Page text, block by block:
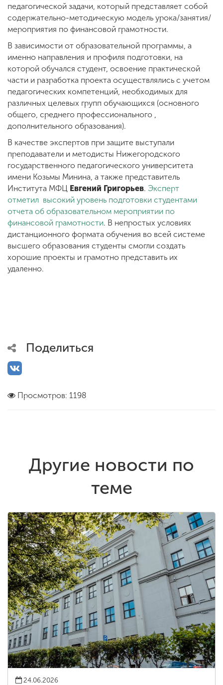
педагогической задачи, который представляет собой
содержательно-методическую модель урока/занятия/
мероприятия по финансовой грамотности.
В зависимости от образовательной программы, а
именно направления и профиля подготовки, на
которой обучался студент, освоение практической
части и разработка проекта осуществлялись с учетом
педагогических компетенций, необходимых для
различных целевых групп обучающихся (основного
общего, среднего профессионального ,
дополнительного образования).
В качестве экспертов при защите выступали
преподаватели и методисты Нижегородского
государственного педагогического университета
имени Козьмы Минина, а также представитель
Института МФЦ Евгений Григорьев. Эксперт
отметил высокий уровень подготовки студентами
отчета об образовательном мероприятии по
финансовой грамотности. В непростых условиях
дистанционного формата обучения во всей системе
высшего образования студенты смогли создать
хорошие проекты и грамотно представить их
удаленно.
Поделиться
Просмотров: 1198
Другие новости по
теме
24.06.2026